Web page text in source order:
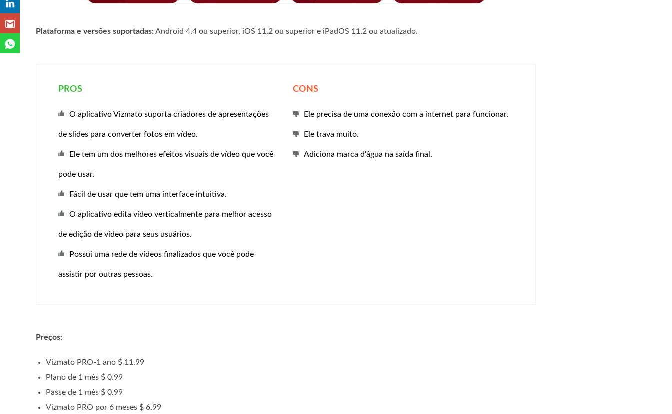
Plataforma e versões suportadas:Android 4.4 ou superior, iOS 11.2 ou superior e iPadOS 11.2 ou atualizado.
PROS
O aplicativo Vizmato suporta criadores de apresentações
de slides para converter fotos em vídeo.
Ele tem um dos melhores efeitos visuais de vídeo que você
pode usar.
Fácil de usar que tem uma interface intuitiva.
O aplicativo edita vídeo verticalmente para melhor acesso
de edição de vídeo para seus usuários.
Possui uma rede de vídeos finalizados que você pode
assistir por outras pessoas.
CONS
Ele precisa de uma conexão com a internet para funcionar.
Ele trava muito.
Adiciona marca d'água na saída final.
Preços:
Vizmato PRO-1 ano $ 11.99
Plano de 1 mês $ 0.99
Passe de 1 mês $ 0.99
Vizmato PRO por 6 meses $ 6.99